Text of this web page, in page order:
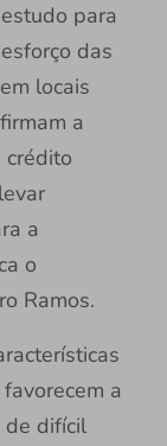
para
das
locais
a
crédito
a
o
Ramos.
a
de difícil